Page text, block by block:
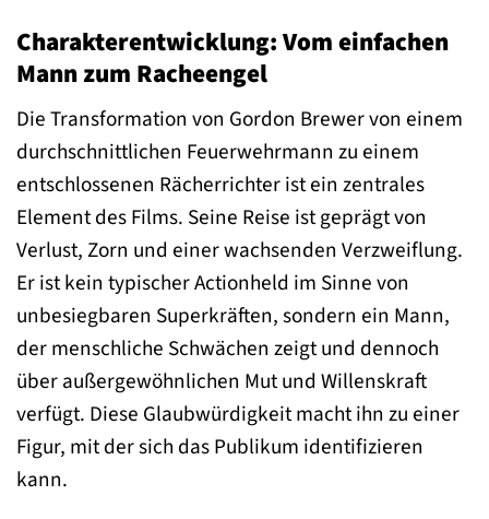
Charakterentwicklung: Vom einfachen
Mann zum Racheengel
Die Transformation von Gordon Brewer von einem
durchschnittlichen Feuerwehrmann zu einem
entschlossenen Rächerrichter ist ein zentrales
Element des Films. Seine Reise ist geprägt von
Verlust, Zorn und einer wachsenden Verzweiflung.
Er ist kein typischer Actionheld im Sinne von
unbesiegbaren Superkräften, sondern ein Mann,
der menschliche Schwächen zeigt und dennoch
über außergewöhnlichen Mut und Willenskraft
verfügt. Diese Glaubwürdigkeit macht ihn zu einer
Figur, mit der sich das Publikum identifizieren
kann.